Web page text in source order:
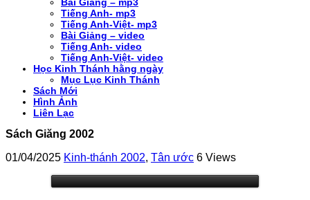
Tiếng Anh- mp3
Tiếng Anh-Việt- mp3
Bài Giảng – video
Tiếng Anh- video
Tiếng Anh-Việt- video
Học Kinh Thánh hằng ngày
Mục Lục Kinh Thánh
Sách Mới
Hình Ảnh
Liên Lạc
Sách Giăng 2002
01/04/2025 Kinh-thánh 2002, Tân ước 6 Views